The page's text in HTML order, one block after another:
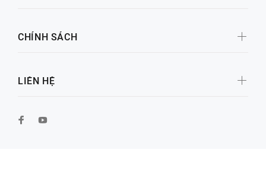
CHÍNH SÁCH
LIÊN HỆ